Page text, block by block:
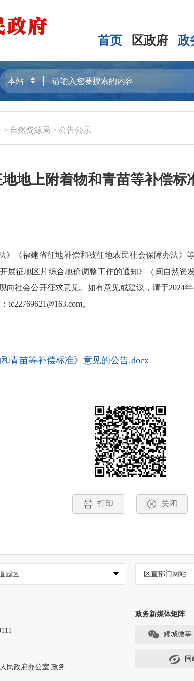
首页 区政府 政
> 自然资源局 > 公告公示
地上附着物和青苗等补偿
《福建省征地补偿和被征地农民社会保障办法》
展征地区片综合地价调整工作的通知》（闽自然资
向社会公开征求意见。如有意见或建议，请于2024
lc22769621@163.com。
青苗等补偿标准》意见的公告.docx
打印 关闭
园区 区直部门网站
民政府办公室.政务
政务新媒体矩阵
鲤城微事
闽